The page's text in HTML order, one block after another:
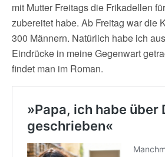
mit Mutter Freitags die Frikadellen
zubereitet habe. Ab Freitag war die
300 Männern. Natürlich habe ich
Eindrücke in meine Gegenwart
findet man im Roman.